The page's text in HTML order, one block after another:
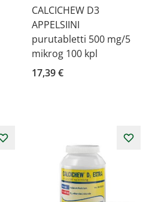
CALCICHEW D3
APPELSIINI
purutabletti 500 mg/5
mikrog 100 kpl
17,39 €